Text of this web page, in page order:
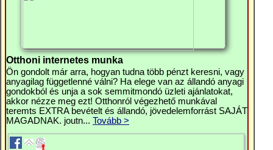
Otthoni internetes munka
Ön gondolt már arra, hogyan tudna több pénzt keresni, vagy
anyagilag függetlenné válni? Ha elege van az állandó anyagi
gondokból és unja a sok semmitmondó üzleti ajánlatokat,
akkor nézze meg ezt! Otthonról végezhető munkával
teremts EXTRA bevételt és állandó, jövedelemforrást SAJÁT
MAGADNAK. joutn... Tovább >